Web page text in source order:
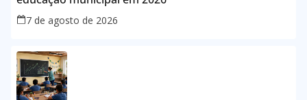
7 de agosto de 2026